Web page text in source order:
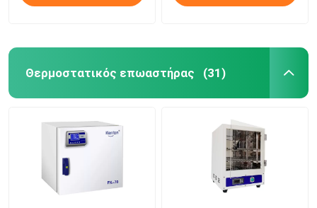
Θερμοστατικός επωαστήρας (31)